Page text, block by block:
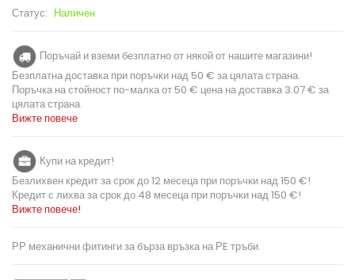
Статус: Наличен
Поръчай и вземи безплатно от някой от нашите магазини!
Безплатна доставка при поръчки над 50 € за цялата страна.
Поръчка на стойност по-малка от 50 € цена на доставка 3.07 € за
цялата страна.
Вижте повече
Купи на кредит!
Безлихвен кредит за срок до 12 месеца при поръчки над 150 €!
Кредит с лихва за срок до 48 месеца при поръчки над 150 €!
Вижте повече!
РР механични фитинги за бърза връзка на РE тръби.